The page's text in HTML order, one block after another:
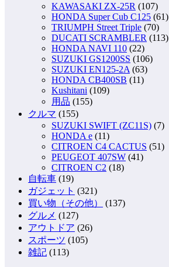
KAWASAKI ZX-25R (107)
HONDA Super Cub C125 (61)
TRIUMPH Street Triple (70)
DUCATI SCRAMBLER (113)
HONDA NAVI 110 (22)
SUZUKI GS1200SS (106)
SUZUKI EN125-2A (63)
HONDA CB400SB (11)
Kushitani (109)
用品 (155)
クルマ (155)
SUZUKI SWIFT (ZC11S) (7)
HONDA e (11)
CITROEN C4 CACTUS (51)
PEUGEOT 407SW (41)
CITROEN C2 (18)
自転車 (19)
ガジェット (321)
買い物（その他）
(137)
グルメ (127)
アウトドア (26)
スポーツ (105)
雑記 (113)